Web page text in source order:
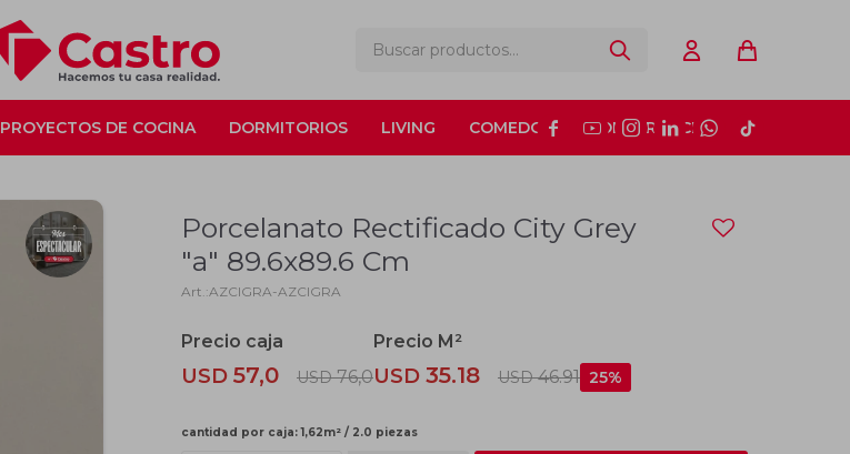
PROYECTOS DE COCINA DORMITORIOS LIVING COMEDOR CONSTRUCCIÓN
     
Porcelanato Rectificado City Grey
"a" 89.6x89.6 Cm
AZCIGRA-AZCIGRA
USD 57,0 USD 76,0USD 35.18 USD46.91 25
cantidad por caja: 1,62m² / 2.0 piezas